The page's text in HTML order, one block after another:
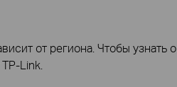
от региона. Чтобы узнать о
Link.